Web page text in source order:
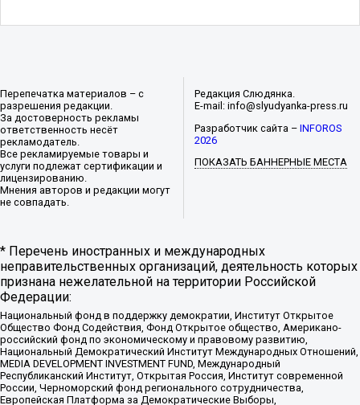
Перепечатка материалов – с
разрешения редакции.
За достоверность рекламы
ответственность несёт
рекламодатель.
Все рекламируемые товары и
услуги подлежат сертификации и
лицензированию.
Мнения авторов и редакции могут
не совпадать.
Редакция Слюдянка.
E-mail: info@slyudyanka-press.ru
Разработчик сайта –INFOROS
2026
ПОКАЗАТЬ БАННЕРНЫЕ МЕСТА
* Перечень иностранных и международных
неправительственных организаций, деятельность которых
признана нежелательной на территории Российской
Федерации:
Национальный фонд в поддержку демократии, Институт Открытое
Общество Фонд Содействия, Фонд Открытое общество, Американо-
российский фонд по экономическому и правовому развитию,
Национальный Демократический Институт Международных Отношений,
MEDIA DEVELOPMENT INVESTMENT FUND, Международный
Республиканский Институт, Открытая Россия, Институт современной
России, Черноморский фонд регионального сотрудничества,
Европейская Платформа за Демократические Выборы,